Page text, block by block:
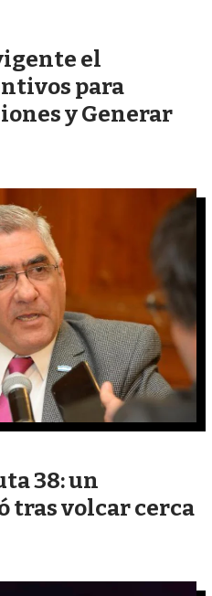
el
para
y Generar
38: un
tras volcar cerca